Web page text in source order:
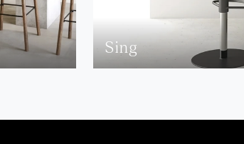
Sing